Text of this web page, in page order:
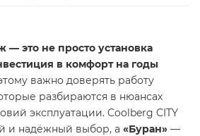
это не просто установка
в комфорт на годы
важно доверять работу
разбираются в нюансах
эксплуатации. Coolberg CITY
и надёжный выбор, а «Буран» —